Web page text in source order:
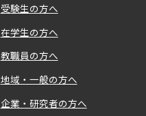
受験生の方へ
在学生の方へ
教職員の方へ
地域・一般の方へ
企業・研究者の方へ